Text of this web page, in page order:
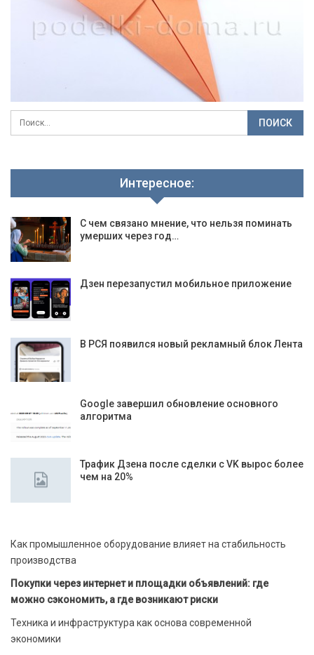
Интересное:
С чем связано мнение, что нельзя поминать
умерших через год…
Дзен перезапустил мобильное приложение
В РСЯ появился новый рекламный блок Лента
Google завершил обновление основного
алгоритма
Трафик Дзена после сделки с VK вырос более
чем на 20%
Как промышленное оборудование влияет на стабильность
производства
Покупки через интернет и площадки объявлений: где
можно сэкономить, а где возникают риски
Техника и инфраструктура как основа современной
экономики